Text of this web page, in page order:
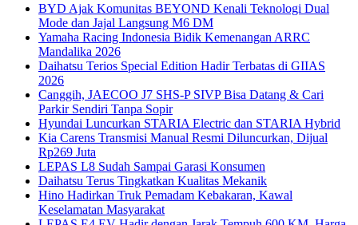
BYD Ajak Komunitas BEYOND Kenali Teknologi Dual
Mode dan Jajal Langsung M6 DM
Yamaha Racing Indonesia Bidik Kemenangan ARRC
Mandalika 2026
Daihatsu Terios Special Edition Hadir Terbatas di GIIAS
2026
Canggih, JAECOO J7 SHS-P SIVP Bisa Datang & Cari
Parkir Sendiri Tanpa Sopir
Hyundai Luncurkan STARIA Electric dan STARIA Hybrid
Kia Carens Transmisi Manual Resmi Diluncurkan, Dijual
Rp269 Juta
LEPAS L8 Sudah Sampai Garasi Konsumen
Daihatsu Terus Tingkatkan Kualitas Mekanik
Hino Hadirkan Truk Pemadam Kebakaran, Kawal
Keselamatan Masyarakat